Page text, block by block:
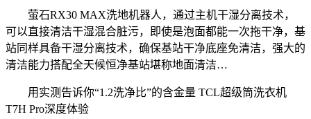
萤石RX30 MAX洗地机器人，通过主机干湿分离技术，
可以直接清洁干湿混合脏污，即使是泡面都能一次拖干净，基
站同样具备干湿分离技术，确保基站干净底座免清洁，强大的
清洁能力搭配全天候恒净基站堪称地面清洁…
用实测告诉你“1.2洗净比”的含金量 TCL超级筒洗衣机
T7H Pro深度体验